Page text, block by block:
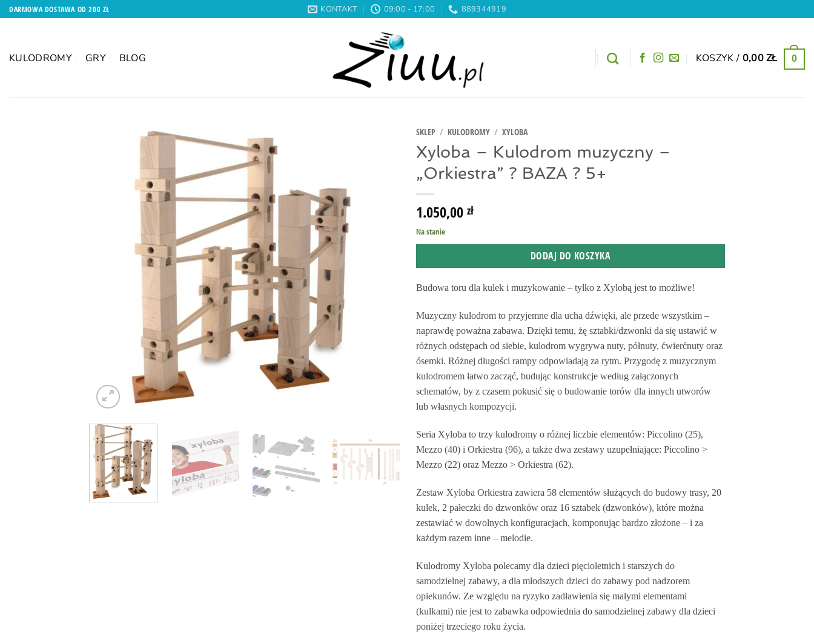
Przewiń
do
DARMOWA DOSTAWA OD 200 ZŁ KONTAKT 09:00 - 17:00 889344919
KULODROMY GRY BLOG KOSZYK / 0,00ZŁ 0
SKLEP / KULODROMY / XYLOBA
Xyloba – Kulodrom muzyczny –
„Orkiestra” ? BAZA ? 5+
1.050,00 zł
Na stanie
DODAJ DO KOSZYKA
Budowa toru dla kulek i muzykowanie – tylko z Xylobą jest to możliwe!
Muzyczny kulodrom to przyjemne dla ucha dźwięki, ale przede wszystkim –
naprawdę poważna zabawa. Dzięki temu, żę sztabki/dzwonki da się ustawić w
różnych odstępach od siebie, kulodrom wygrywa nuty, półnuty, ćwierćnuty oraz
ósemki. Różnej długości rampy odpowiadają za rytm. Przygodę z muzycznym
kulodromem łatwo zacząć, budując konstrukcje według załączonych
schematów, by z czasem pokusić się o budowanie torów dla innych utworów
lub własnych kompozycji.
Seria Xyloba to trzy kulodromy o różnej liczbie elementów: Piccolino (25),
Mezzo (40) i Orkiestra (96), a także dwa zestawy uzupełniające: Piccolino >
Mezzo (22) oraz Mezzo > Orkiestra (62).
Zestaw Xyloba Orkiestra zawiera 58 elementów służących do budowy trasy, 20
kulek, 2 pałeczki do dzwonków oraz 16 sztabek (dzwonków), które można
zestawiać w dowolnych konfiguracjach, komponując bardzo złożone – i za
każdym razem inne – melodie.
Kulodromy Xyloba polecamy dla dzieci pięcioletnich i starszych do
samodzielnej zabawy, a dla młodszych dzieci do zabawy pod nadzorem
opiekunów. Ze względu na ryzyko zadławienia się małymi elementami
(kulkami) nie jest to zabawka odpowiednia do samodzielnej zabawy dla dzieci
poniżej trzeciego roku życia.